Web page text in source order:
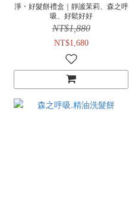
淨・好髮餅禮盒｜靜謐茉莉、森之呼
吸、好鬆好好
NT$1,880
NT$1,680